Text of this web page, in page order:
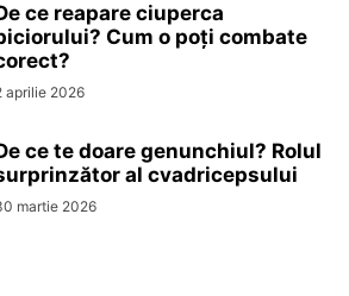
ce reapare ciuperca
Cum o poți combate
aprilie 2026
ce te doare genunchiul? Rolul
al cvadricepsului
martie 2026